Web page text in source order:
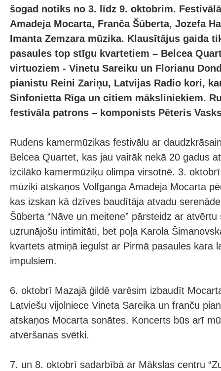
šogad notiks no 3. līdz 9. oktobrim.
Amadeja Mocarta, Franča Šūberta, Jozefa
Imanta Zemzara mūzika. Klausītājus gaida
pasaules top stīgu kvartetiem – Belcea
virtuoziem - Vinetu Sareiku un Florianu
pianistu Reini Zariņu, Latvijas Radio kori,
Sinfonietta Rīga un citiem māksliniekiem.
festivāla patrons – komponists Pēteris
Rudens kamermūzikas festivālu ar
Belcea Quartet, kas jau vairāk nekā 20 gadus
izcilāko kamermūziķu olimpa virsotnē. 3.
mūziķi atskaņos Volfganga Amadeja Mocarta
kas izskan kā dzīves baudītāja atvadu
Šūberta “Nāve un meitene” pārsteidz ar
uzrunājošu intimitāti, bet poļa Karola
kvartets atmiņā iegulst ar Pirmā pasaules kara
impulsiem.
6. oktobrī Mazajā ģildē varēsim izbaudīt
Latviešu vijolniece Vineta Sareika un franču
atskaņos Mocarta sonātes. Koncerts būs arī
atvēršanas svētki.
7. un 8. oktobrī sadarbībā ar Mākslas centru